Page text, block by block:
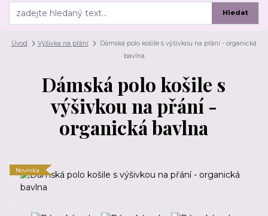
Hledat
Úvod Výšivka na přání
Dámská polo košile s výšivkou na přání - organická
bavlna
Dámská polo košile s
výšivkou na přání -
organická bavlna
Novinka